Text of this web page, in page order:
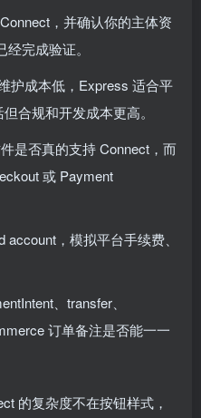
，并确认你的主体资
完成验证。
护成本低，Express 适合平
合规和开发成本更高。
是否真的支持 Connect，而
或 Payment
，模拟平台手续费、
、transfer、
订单备注是否能一一
的复杂度不在按钮样式，